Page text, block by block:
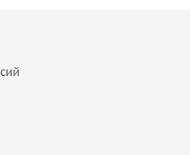
сказочного события,
праздника, где